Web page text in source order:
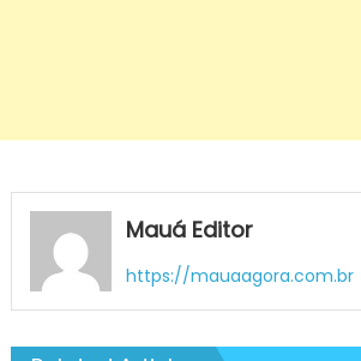
Mauá Editor
https://mauaagora.com.br